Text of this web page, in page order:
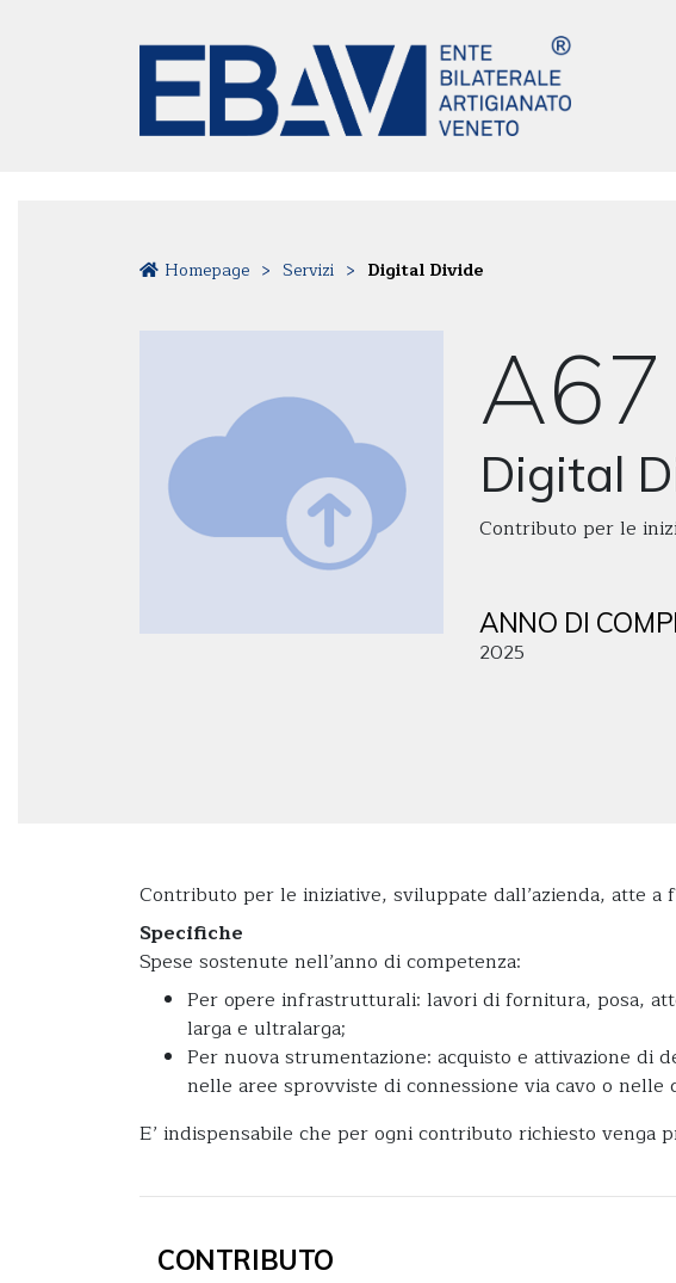
Homepage > Servizi > Digital Divide
A67
Digital
Contributo per le
ANNO DI
2025
Contributo per le iniziative, sviluppate dall’azienda, atte
Specifiche
Spese sostenute nell’anno di competenza:
Per opere infrastrutturali: lavori di fornitura, posa,
larga e ultralarga;
Per nuova strumentazione: acquisto e attivazione di
nelle aree sprovviste di connessione via cavo o nelle
E’ indispensabile che per ogni contributo richiesto venga
CONTRIBUTO